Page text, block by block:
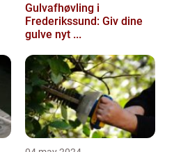
Gulvafhøvling i
Frederikssund: Giv dine
gulve nyt ...